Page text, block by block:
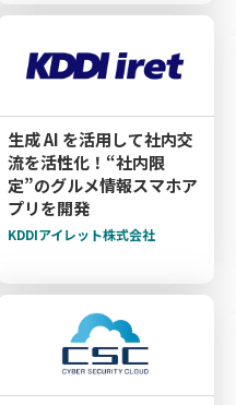
生成 AI を活用して社内交
流を活性化！“社内限
定”のグルメ情報スマホア
プリを開発
KDDIアイレット株式会社